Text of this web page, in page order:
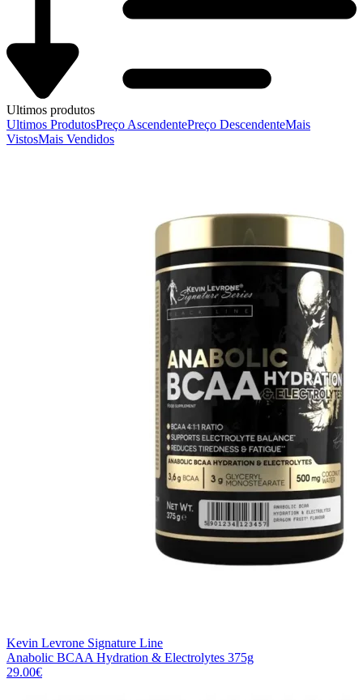
Ultimos produtos
Ultimos ProdutosPreço AscendentePreço DescendenteMais
VistosMais Vendidos
Kevin Levrone Signature Line
Anabolic BCAA Hydration & Electrolytes 375g
29.00€